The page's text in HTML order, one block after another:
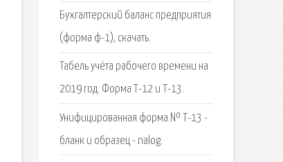
Бухгалтерский баланс предприятия
(форма ф-1), скачать.
Табель учёта рабочего времени на
2019 год. Форма Т-12 и Т-13.
Унифицированная форма № Т-13 -
бланк и образец - nalog.